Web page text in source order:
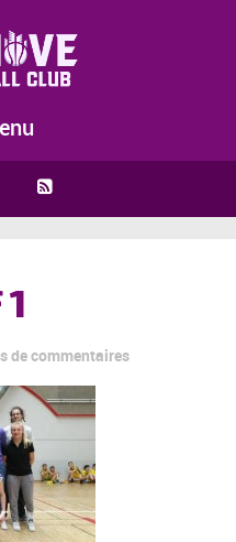
de commentaires